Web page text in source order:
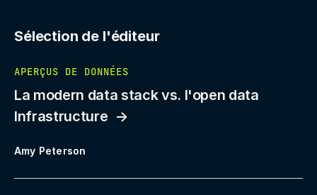
Sélection de l'éditeur
APERÇUS DE DONNÉES
La modern data stack vs. l'open data
Infrastructure
Amy Peterson